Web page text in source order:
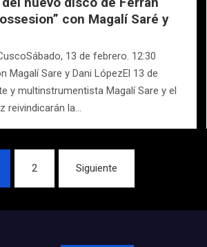
con Magalí Saré y
13 de febrero. 12:30
Magalí Sare y Dani LópezEl 13 de
y multinstrumentista Magalí Sare y el
reivindicarán la…
2 Siguiente